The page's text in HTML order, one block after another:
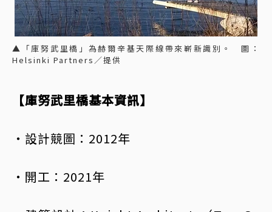
▲「庫努武里橋」為赫爾辛基天際線帶來嶄新識別。 圖：
Helsinki Partners／提供
【庫努武里橋基本資訊】
・設計競圖：2012年
・開工：2021年